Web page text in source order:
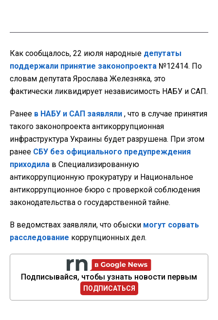
Как сообщалось, 22 июля народные депутаты
поддержали принятие законопроекта №12414. По
словам депутата Ярослава Железняка, это
фактически ликвидирует независимость НАБУ и САП.
Ранее в НАБУ и САП заявляли , что в случае принятия
такого законопроекта антикоррупционная
инфраструктура Украины будет разрушена. При этом
ранее СБУ без официального предупреждения
приходила в Специализированную
антикоррупционную прокуратуру и Национальное
антикоррупционное бюро с проверкой соблюдения
законодательства о государственной тайне.
В ведомствах заявляли, что обыски могут сорвать
расследование коррупционных дел.
Подписывайся, чтобы узнать новости первым
ПОДПИСАТЬСЯ